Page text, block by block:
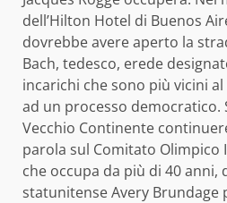
dell’Hilton Hotel di Buenos
dovrebbe avere aperto la
Bach, tedesco, erede
incarichi che sono più vicini
ad un processo democratico.
Vecchio Continente
parola sul Comitato Olimpico
che occupa da più di 40 anni,
statunitense Avery Brundage